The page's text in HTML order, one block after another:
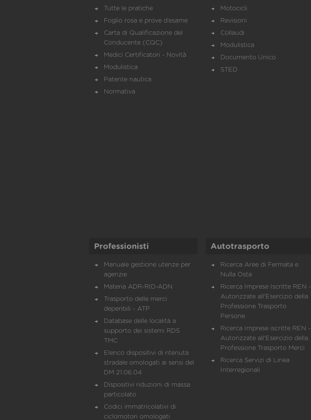
Tutte le pratiche
Foglio rosa e prove d’esame
Carta di Qualificazione del
Conducente (CQC)
Medici Certificatori - Novità
Modulistica
Patente nautica
Normativa
Motocicli
Revisioni
Collaudi
Modulistica
Documento Unico
STED
Professionisti
Manuale gestione utenze per
agenzie
Materia ADR-RID-ADN
Trasporto delle merci
deperibili - ATP
Database delle località a
supporto dei sistemi RDS
TMC
Elenco dispositivi di ritenuta
stradale omologati ai sensi del
DM 21.06.04
Dispositivi riduzioni di massa
particolato
Codici immatricolativi di
ciclomotori omologati
Autotrasporto
Ricerca Aree di Fermata e
Nulla Osta
Ricerca Imprese Iscritte REN -
Autorizzate all'Esercizio della
Professione Trasporto
Persone
Ricerca Imprese iscritte REN -
Autorizzate all'Esercizio della
Professione Trasporto Merci
Ricerca Servizi di Linea
Interregionali